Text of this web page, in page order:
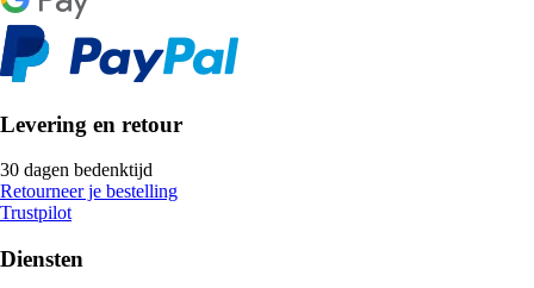
Levering en retour
30 dagen bedenktijd
Retourneer je bestelling
Trustpilot
Diensten